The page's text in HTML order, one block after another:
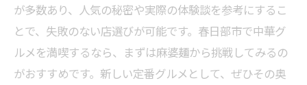
が多数あり、人気の秘密や実際の体験談を参考にするこ
とで、失敗のない店選びが可能です。春日部市で中華グ
ルメを満喫するなら、まずは麻婆麺から挑戦してみるの
がおすすめです。新しい定番グルメとして、ぜひその奥